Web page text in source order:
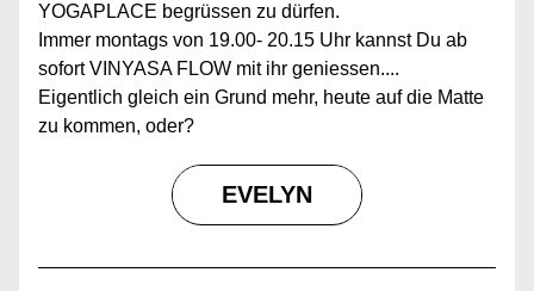
YOGAPLACE begrüssen zu dürfen.
Immer montags von 19.00- 20.15 Uhr kannst Du ab
sofort VINYASA FLOW mit ihr geniessen....
Eigentlich gleich ein Grund mehr, heute auf die Matte
zu kommen, oder?
EVELYN